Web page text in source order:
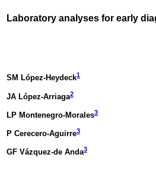
Laboratory analyses for early
SM López-Heydeck1
JA López-Arriaga2
LP Montenegro-Morales3
P Cerecero-Aguirre3
GF Vázquez-de Anda3